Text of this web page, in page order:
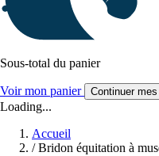
Sous-total du panier
Voir mon panier Continuer
Loading...
Accueil
/ Bridon équitation à